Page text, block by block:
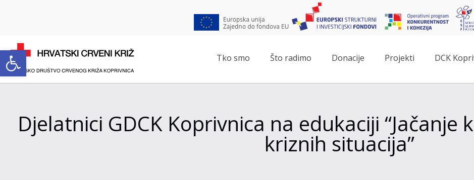
Open toolbar Tko smo Što radimo Donacije Projekti DCK
Djelatnici GDCK Koprivnica na edukaciji
kriznih situacija”